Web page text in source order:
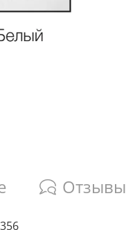
Отзывы
356